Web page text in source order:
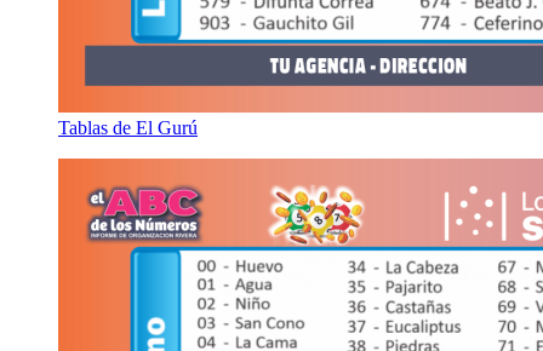
Tablas de El Gurú